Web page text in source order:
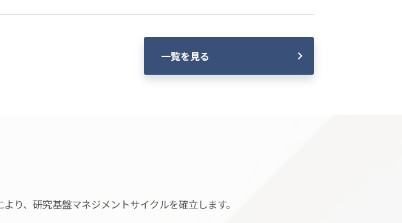
一覧を見る
り、研究基盤マネジメントサイクルを確立します。